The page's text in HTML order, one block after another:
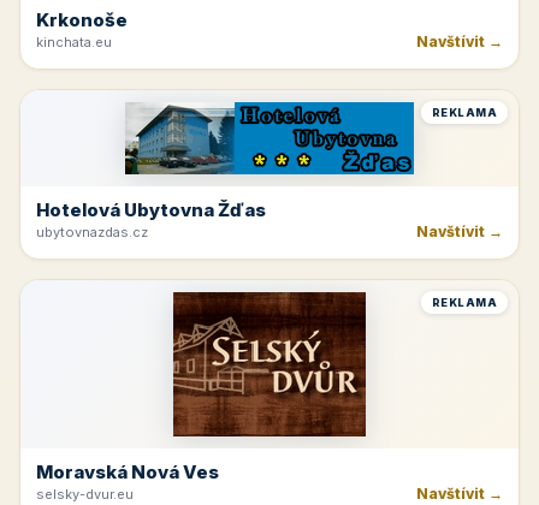
Krkonoše
kinchata.eu Navštívit →
REKLAMA
Hotelová Ubytovna Žďas
ubytovnazdas.cz Navštívit →
REKLAMA
Moravská Nová Ves
selsky-dvur.eu Navštívit →